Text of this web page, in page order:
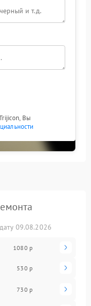
Вы
09.08.2026
1080 р
530 р
730 р